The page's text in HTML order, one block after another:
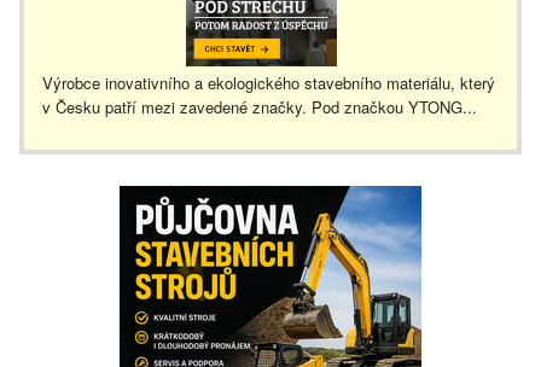
Výrobce inovativního a ekologického stavebního materiálu, který
v Česku patří mezi zavedené značky. Pod značkou YTONG...